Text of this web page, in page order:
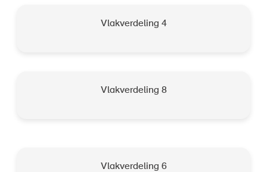
Vlakverdeling 4
Vlakverdeling 8
Vlakverdeling 6